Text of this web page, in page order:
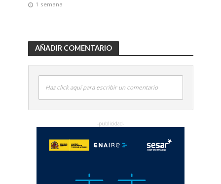
1 semana
AÑADIR COMENTARIO
Haz click aquí para escribir un comentario